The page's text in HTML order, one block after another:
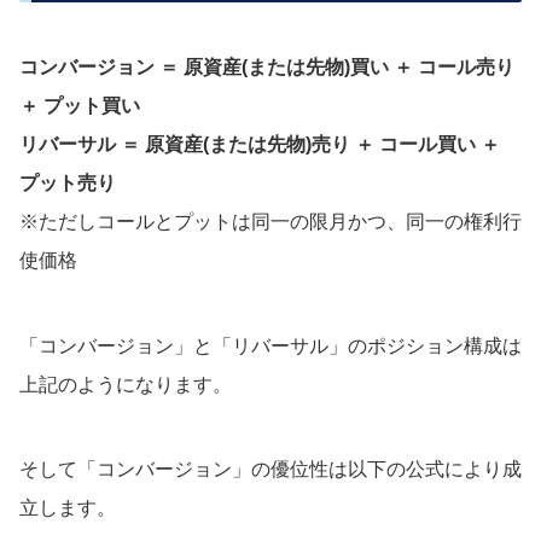
コンバージョン ＝ 原資産(または先物)買い ＋ コール売り
＋ プット買い
リバーサル ＝ 原資産(または先物)売り ＋ コール買い ＋
プット売り
※ただしコールとプットは同一の限月かつ、同一の権利行
使価格
「コンバージョン」と「リバーサル」のポジション構成は
上記のようになります。
そして「コンバージョン」の優位性は以下の公式により成
立します。